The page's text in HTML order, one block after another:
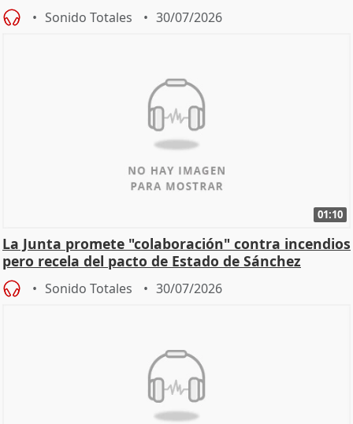
Sonido Totales 30/07/2026
01:10
La Junta promete "colaboración" contra incendios
pero recela del pacto de Estado de Sánchez
Sonido Totales 30/07/2026